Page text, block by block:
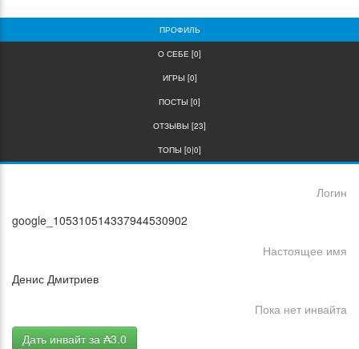
ПРОФИЛЬ
О СЕБЕ [0]
ИГРЫ [0]
ПОСТЫ [0]
ОТЗЫВЫ [23]
ТОПЫ [0|0]
Логин
google_105310514337944530902
Настоящее имя
Денис Дмитриев
Пока нет инвайта
Дать инвайт за ₳3.0